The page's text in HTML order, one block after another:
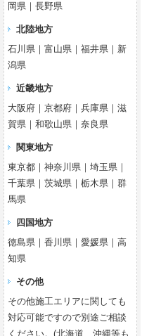
岡県｜長野県
北陸地方
石川県｜富山県｜福井県｜新
潟県
近畿地方
大阪府｜京都府｜兵庫県｜滋
賀県｜和歌山県｜奈良県
関東地方
東京都｜神奈川県｜埼玉県｜
千葉県｜茨城県｜栃木県｜群
馬県
四国地方
徳島県｜香川県｜愛媛県｜高
知県
その他
その他施工エリアに関しても
対応可能ですので別途ご相談
ください。(北海道、沖縄等も